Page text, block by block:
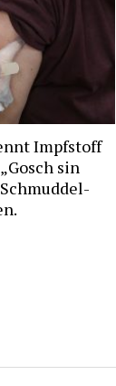
Impfstoff
sin